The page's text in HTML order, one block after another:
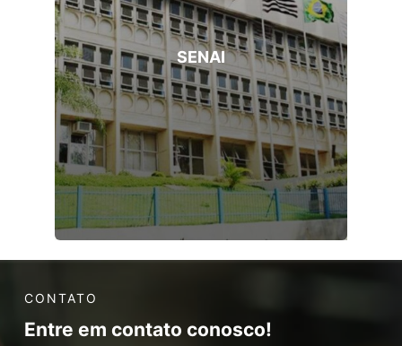
SENAI
CONTATO
Entre em contato conosco!